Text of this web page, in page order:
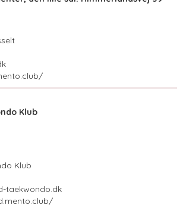
Klub
Klub
taekwondo.dk